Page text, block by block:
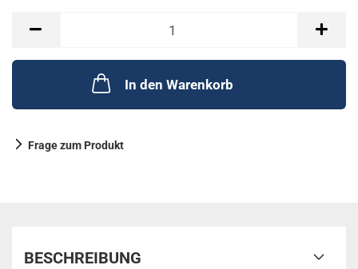
In den Warenkorb
Frage zum Produkt
BESCHREIBUNG